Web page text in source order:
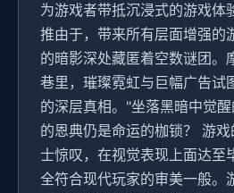
为游戏者带抵沉浸式的游戏体
推由于，带来所有层面增强的
的暗影深处藏匿着空数谜团。
巷里，璀璨霓虹与巨幅广告试
的深层真相。"坐落黑暗中觉
的恩典仍是命运的枷锁？ 游
士惊叹，在视觉表现上面达至
全符合现代玩家的审美一般。